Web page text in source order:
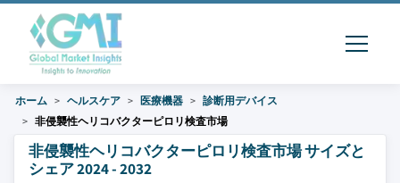
ホーム ヘルスケア 医療機器
診断用デバイス
非侵襲性ヘリコバクターピロリ検査市場
非侵襲性ヘリコバクターピロリ検査市場 サイズと
シェア 2024 - 2032